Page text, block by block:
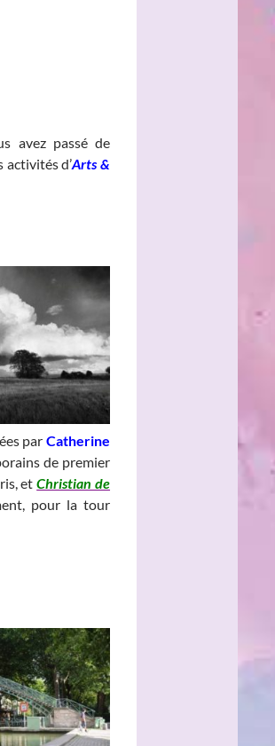
avez passé de
d’Arts &
par Catherine
de premier
etChristian de
pour la tour